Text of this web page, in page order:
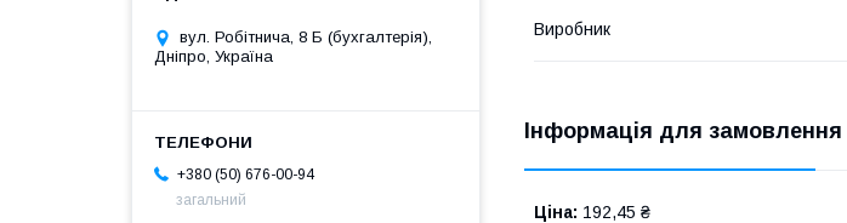
Виробник
Інформація для замовлення
Ціна: 192,45 ₴
вул. Робітнича, 8 Б (бухгалтерія),
Дніпро, Україна
+380 (50) 676-00-94
загальний